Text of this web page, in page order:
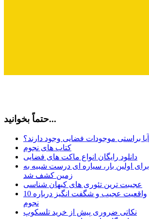
حتماً بخوانید...
آیا براستی موجودات فضایی وجود دارند؟
کتاب های نجوم
دانلود رایگان انواع ماکت های فضایی
برای اولین بار، سیاره ای درست شبیه به
زمین کشف شد
عجیبت ترین تئوری های کیهان شناسی
10 واقعیت عجیب و شگفت انگیز درباره
نجوم
نکاتی ضروری پیش از خرید تلسکوپ